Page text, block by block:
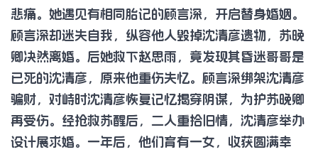
悲痛。她遇见有相同胎记的顾言深，开启替身婚姻。
顾言深却迷失自我，纵容他人毁掉沈清彦遗物，苏晚
卿决然离婚。后她救下赵思雨，竟发现其昏迷哥哥是
已死的沈清彦，原来他重伤失忆。顾言深绑架沈清彦
骗财，对峙时沈清彦恢复记忆揭穿阴谋，为护苏晚卿
再受伤。经抢救苏醒后，二人重拾旧情，沈清彦举办
设计展求婚。一年后，他们育有一女，收获圆满幸